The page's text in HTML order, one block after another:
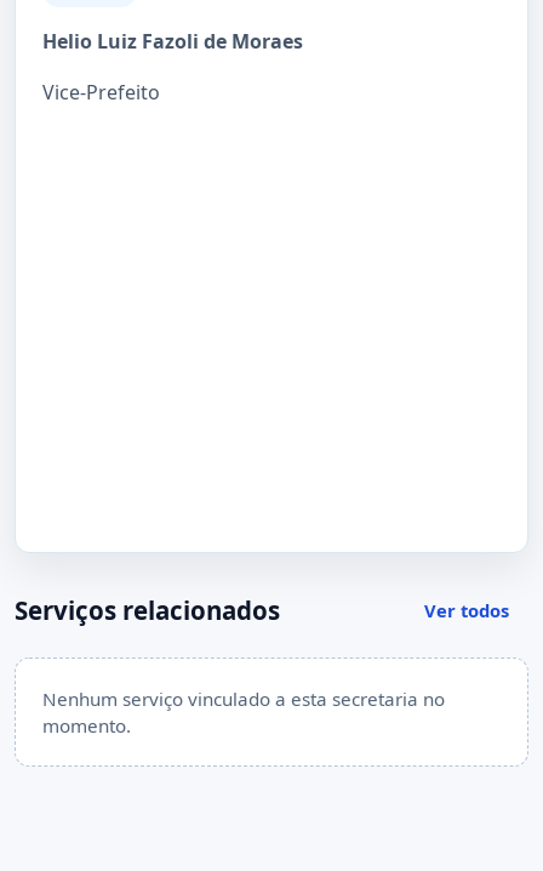
Helio Luiz Fazoli de Moraes
Vice-Prefeito
Serviços relacionados Ver todos
Nenhum serviço vinculado a esta secretaria no
momento.